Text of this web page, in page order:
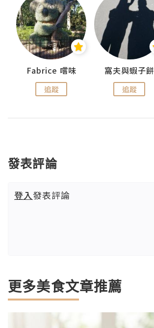
Fabrice 嚐味
追蹤
窩夫與蝦子餅
追蹤
發表評論
登入發表評論
更多美食文章推薦